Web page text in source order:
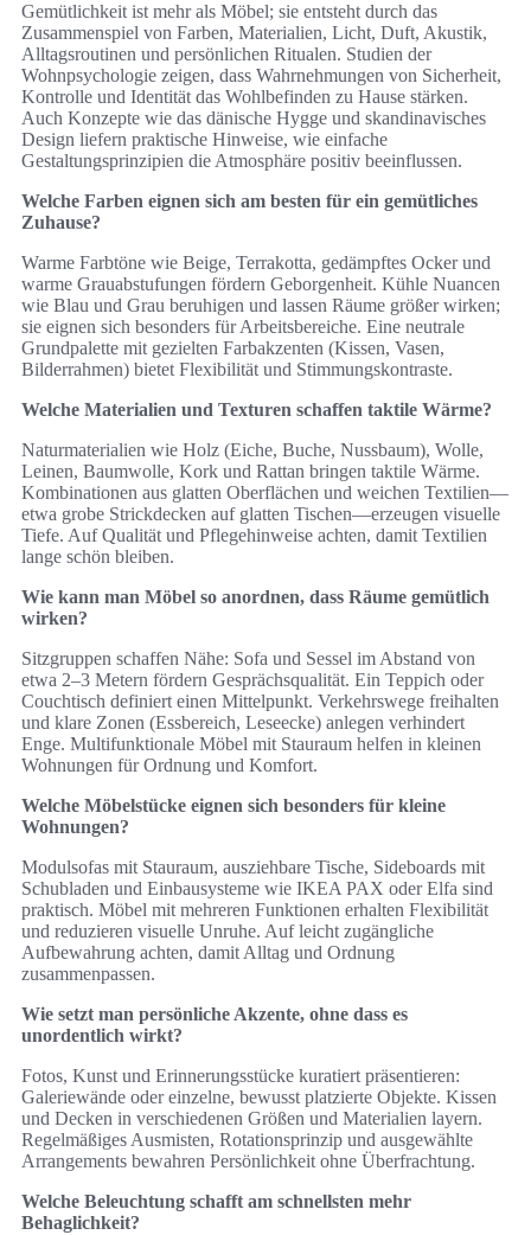
Gemütlichkeit ist mehr als Möbel; sie entsteht durch das
Zusammenspiel von Farben, Materialien, Licht, Duft, Akustik,
Alltagsroutinen und persönlichen Ritualen. Studien der
Wohnpsychologie zeigen, dass Wahrnehmungen von Sicherheit,
Kontrolle und Identität das Wohlbefinden zu Hause stärken.
Auch Konzepte wie das dänische Hygge und skandinavisches
Design liefern praktische Hinweise, wie einfache
Gestaltungsprinzipien die Atmosphäre positiv beeinflussen.
Welche Farben eignen sich am besten für ein gemütliches
Zuhause?
Warme Farbtöne wie Beige, Terrakotta, gedämpftes Ocker und
warme Grauabstufungen fördern Geborgenheit. Kühle Nuancen
wie Blau und Grau beruhigen und lassen Räume größer wirken;
sie eignen sich besonders für Arbeitsbereiche. Eine neutrale
Grundpalette mit gezielten Farbakzenten (Kissen, Vasen,
Bilderrahmen) bietet Flexibilität und Stimmungskontraste.
Welche Materialien und Texturen schaffen taktile Wärme?
Naturmaterialien wie Holz (Eiche, Buche, Nussbaum), Wolle,
Leinen, Baumwolle, Kork und Rattan bringen taktile Wärme.
Kombinationen aus glatten Oberflächen und weichen Textilien—
etwa grobe Strickdecken auf glatten Tischen—erzeugen visuelle
Tiefe. Auf Qualität und Pflegehinweise achten, damit Textilien
lange schön bleiben.
Wie kann man Möbel so anordnen, dass Räume gemütlich
wirken?
Sitzgruppen schaffen Nähe: Sofa und Sessel im Abstand von
etwa 2–3 Metern fördern Gesprächsqualität. Ein Teppich oder
Couchtisch definiert einen Mittelpunkt. Verkehrswege freihalten
und klare Zonen (Essbereich, Leseecke) anlegen verhindert
Enge. Multifunktionale Möbel mit Stauraum helfen in kleinen
Wohnungen für Ordnung und Komfort.
Welche Möbelstücke eignen sich besonders für kleine
Wohnungen?
Modulsofas mit Stauraum, ausziehbare Tische, Sideboards mit
Schubladen und Einbausysteme wie IKEA PAX oder Elfa sind
praktisch. Möbel mit mehreren Funktionen erhalten Flexibilität
und reduzieren visuelle Unruhe. Auf leicht zugängliche
Aufbewahrung achten, damit Alltag und Ordnung
zusammenpassen.
Wie setzt man persönliche Akzente, ohne dass es
unordentlich wirkt?
Fotos, Kunst und Erinnerungsstücke kuratiert präsentieren:
Galeriewände oder einzelne, bewusst platzierte Objekte. Kissen
und Decken in verschiedenen Größen und Materialien layern.
Regelmäßiges Ausmisten, Rotationsprinzip und ausgewählte
Arrangements bewahren Persönlichkeit ohne Überfrachtung.
Welche Beleuchtung schafft am schnellsten mehr
Behaglichkeit?